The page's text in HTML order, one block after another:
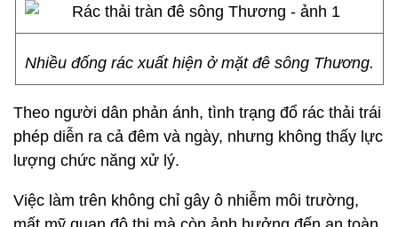
Nhiều đống rác xuất hiện ở mặt đê sông Thương.
Theo người dân phản ánh, tình trạng đổ rác thải trái
phép diễn ra cả đêm và ngày, nhưng không thấy lực
lượng chức năng xử lý.
Việc làm trên không chỉ gây ô nhiễm môi trường,